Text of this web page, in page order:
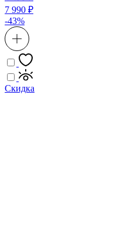
7 990 ₽
-43%
Скидка